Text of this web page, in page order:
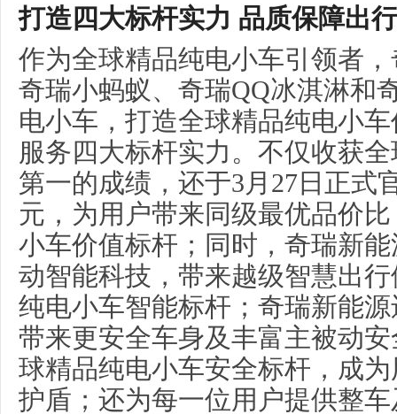
打造四大标杆实力 品质保障出
作为全球精品纯电小车引领者
奇瑞小蚂蚁、奇瑞QQ冰淇淋和
电小车，打造全球精品纯电小
服务四大标杆实力。不仅收获
第一的成绩，还于3月27日正式
元，为用户带来同级最优品价
小车价值标杆；同时，奇瑞新
动智能科技，带来越级智慧出
纯电小车智能标杆；奇瑞新能
带来更安全车身及丰富主被动
球精品纯电小车安全标杆，成
护盾；还为每一位用户提供整